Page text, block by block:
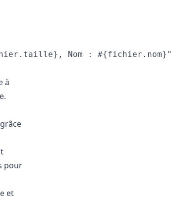
Nom : #{fichier.nom}"
à
pour
et